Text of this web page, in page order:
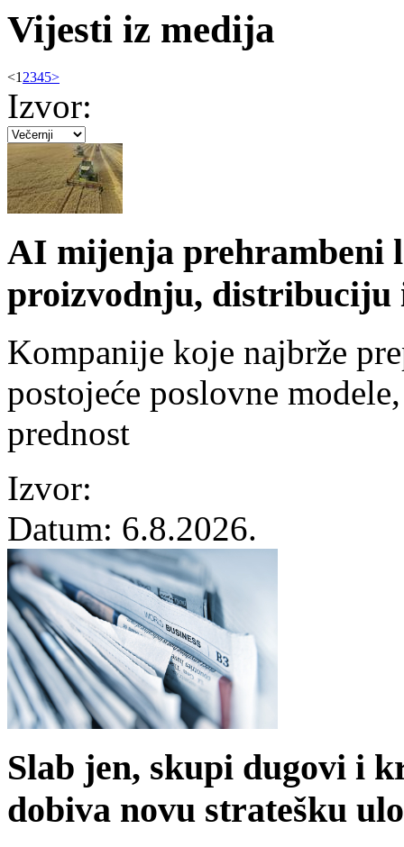
Vijesti iz medija
<1 2345>
Izvor:
AI mijenja prehrambeni
proizvodnju, distribuciju
Kompanije koje najbrže
postojeće poslovne
prednost
Izvor:
Datum: 6.8.2026.
Slab jen, skupi dugovi i
dobiva novu stratešku